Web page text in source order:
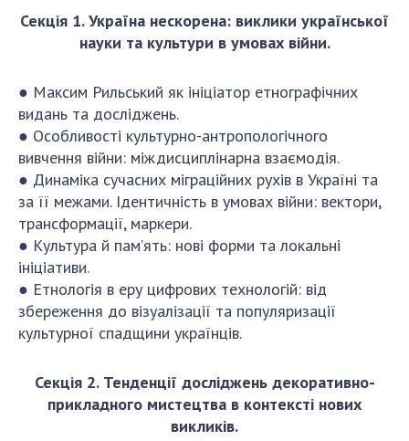
ДОКУМЕНТИ
Нормативні акти НАН України
Державний бюджет НАН України
Вибори до складу НАН України
Бланки документів
НОВИНИ
ЗАСІДАННЯ ПРЕЗИДІЇ НАН УКРАЇНИ
НАУКОВІ ВИДАННЯ
МЕДІА ПРО НАС
КОНТАКТИ
ПРОФСПІЛКА НАН УКРАЇНИ
Секція 1. Україна нескорена: виклики української
науки та культури в умовах війни.
● Максим Рильський як ініціатор етнографічних
видань та досліджень.
● Особливості культурно-антропологічного
вивчення війни: міждисциплінарна взаємодія.
● Динаміка сучасних міграційних рухів в Україні та
за її межами. Ідентичність в умовах війни: вектори,
трансформації, маркери.
● Культура й пам’ять: нові форми та локальні
ініціативи.
● Етнологія в еру цифрових технологій: від
збереження до візуалізації та популяризації
культурної спадщини українців.
Секція 2. Тенденції досліджень декоративно-
прикладного мистецтва в контексті нових
викликів.